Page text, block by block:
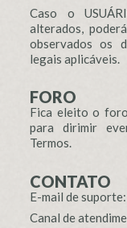
Caso o
alterados,
observados os
legais aplicáveis.
FORO
Fica eleito o
para dirimir
Termos.
CONTATO
E-mail de
Canal de